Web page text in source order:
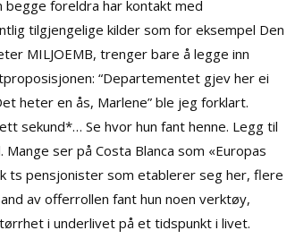
foreldra har kontakt med
tilgjengelige kilder som for eksempel Den
MILJOEMB, trenger bare å legge inn
“Departementet gjev her ei
heter en ås, Marlene” ble jeg forklart.
sekund*… Se hvor hun fant henne. Legg til
ser på Costa Blanca som «Europas
ts pensjonister som etablerer seg her, flere
av offerrollen fant hun noen verktøy,
i underlivet på et tidspunkt i livet.